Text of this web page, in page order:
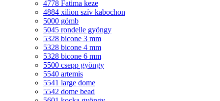
4778 Fatima keze
4884 xilion szív kabochon
5000 gömb
5045 rondelle gyöngy
5328 bicone 3 mm
5328 bicone 4 mm
5328 bicone 6 mm
5500 csepp gyöngy
5540 artemis
5541 large dome
5542 dome bead